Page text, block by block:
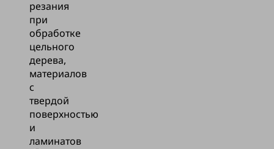
резания
при
обработке
цельного
дерева,
материалов
с
твердой
поверхностью
и
ламинатов